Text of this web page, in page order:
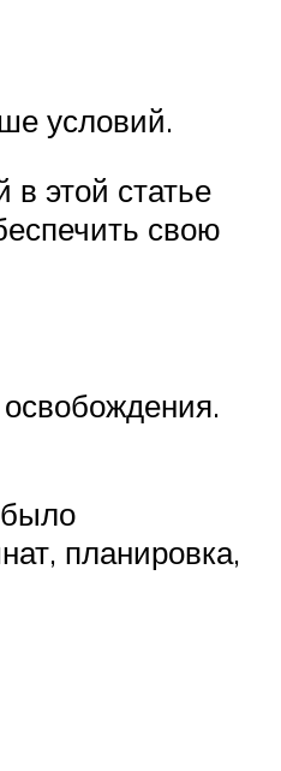
условий.
этой статье
свою
планировка,